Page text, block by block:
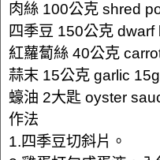
肉絲 100公克 shred
四季豆 150公克
紅蘿蔔絲 40公克
蒜末 15公克 garlic 15g
蠔油 2大匙 oyster
作法
1.四季豆切斜片。